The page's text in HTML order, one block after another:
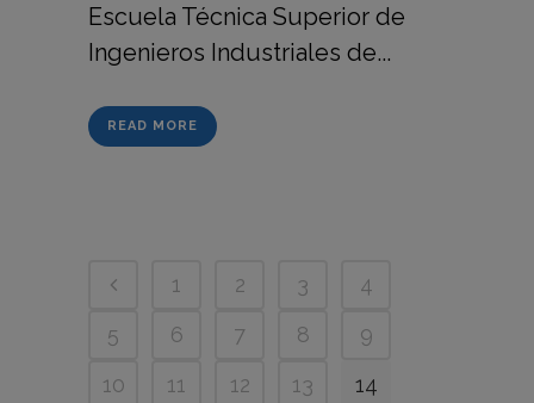
Escuela Técnica Superior de
Ingenieros Industriales de...
READ MORE
1 2 3
4
5
6 7 8
9
10
11 12 13
14